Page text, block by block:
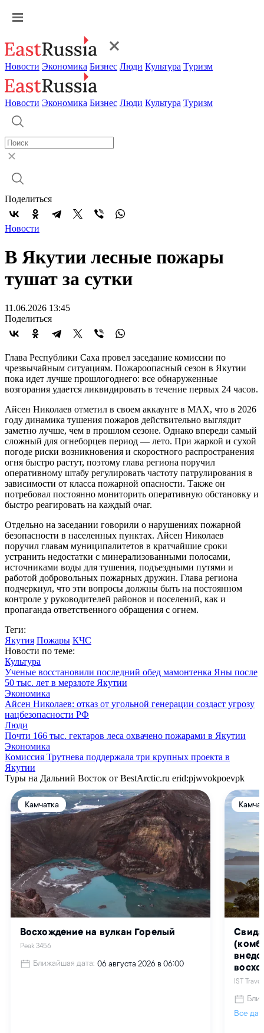
Новости Экономика Бизнес Люди Культура Туризм
Новости Экономика Бизнес Люди Культура Туризм
Поделиться
Новости
В Якутии лесные пожары
тушат за сутки
11.06.2026 13:45
Поделиться
Глава Республики Саха провел заседание комиссии по
чрезвычайным ситуациям. Пожароопасный сезон в Якутии
пока идет лучше прошлогоднего: все обнаруженные
возгорания удается ликвидировать в течение первых 24 часов.
Айсен Николаев отметил в своем аккаунте в MAX, что в 2026
году динамика тушения пожаров действительно выглядит
заметно лучше, чем в прошлом сезоне. Однако впереди самый
сложный для огнеборцев период — лето. При жаркой и сухой
погоде риски возникновения и скоростного распространения
огня быстро растут, поэтому глава региона поручил
оперативному штабу регулировать частоту патрулирования в
зависимости от класса пожарной опасности. Также он
потребовал постоянно мониторить оперативную обстановку и
быстро реагировать на каждый очаг.
Отдельно на заседании говорили о нарушениях пожарной
безопасности в населенных пунктах. Айсен Николаев
поручил главам муниципалитетов в кратчайшие сроки
устранить недостатки с минерализованными полосами,
источниками воды для тушения, подъездными путями и
работой добровольных пожарных дружин. Глава региона
подчеркнул, что эти вопросы должны быть на постоянном
контроле у руководителей районов и поселений, как и
пропаганда ответственного обращения с огнем.
Теги:
Якутия Пожары КЧС
Новости по теме:
Культура
Ученые восстановили последний обед мамонтенка Яны после
50 тыс. лет в мерзлоте Якутии
Экономика
Айсен Николаев: отказ от угольной генерации создаст угрозу
нацбезопасности РФ
Люди
Почти 166 тыс. гектаров леса охвачено пожарами в Якутии
Экономика
Комиссия Трутнева поддержала три крупных проекта в
Якутии
Туры на Дальний Восток от BestArctic.ru erid:pjwvokpoevpk